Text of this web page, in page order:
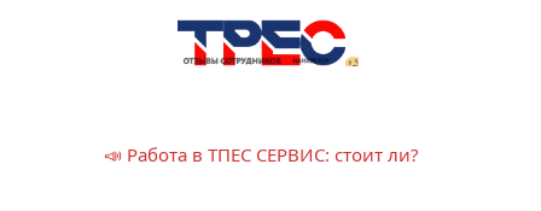
📣 Работа в ТПЕС СЕРВИС: стоит ли?